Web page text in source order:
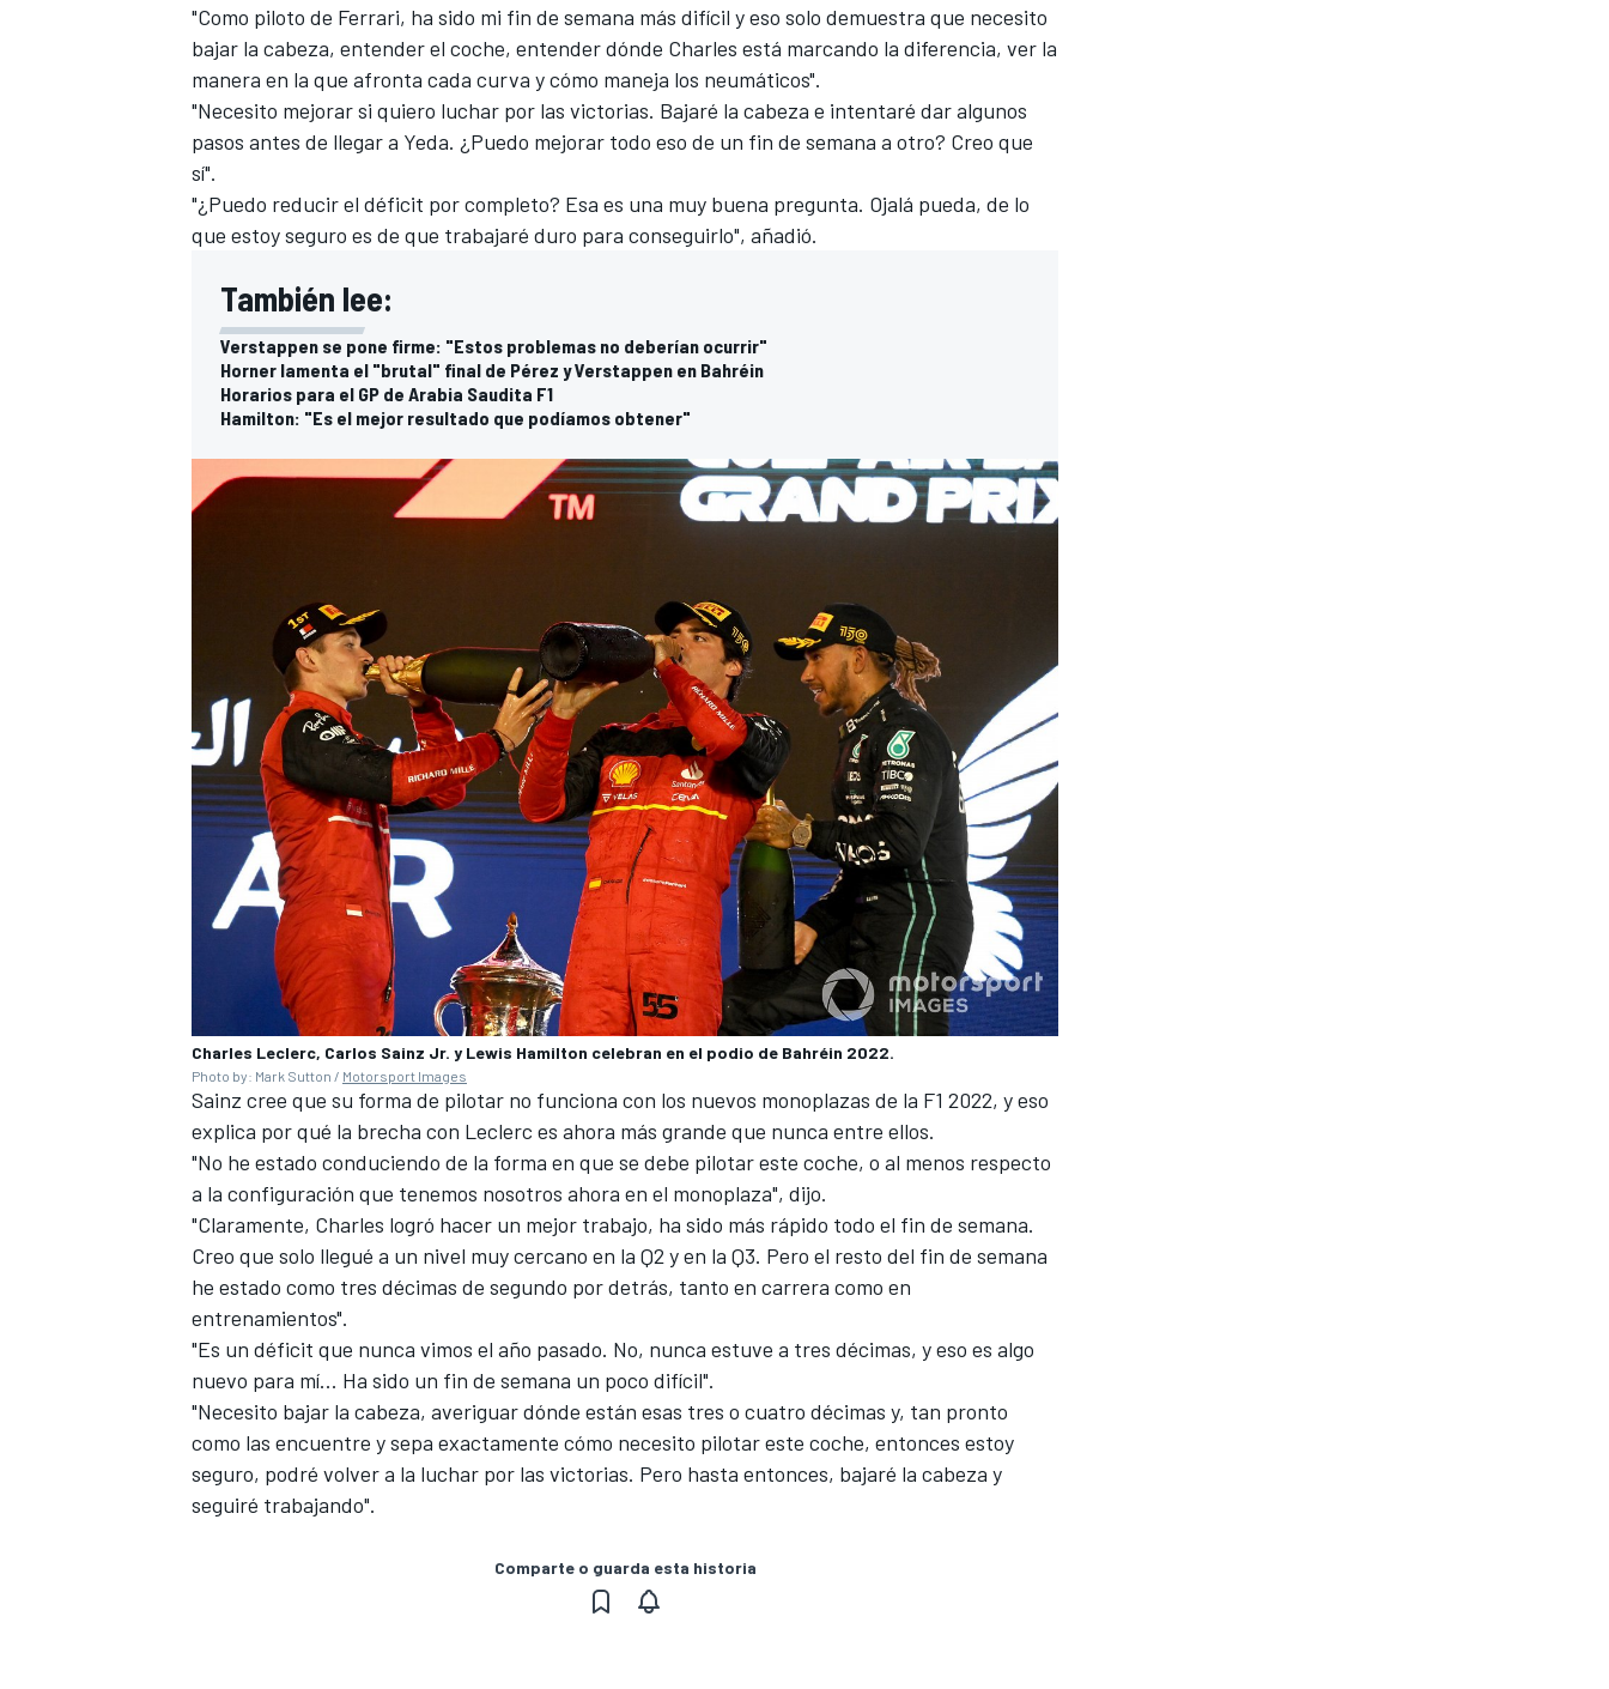
MÁS CATEGORÍAS
"Como piloto de Ferrari, ha sido mi fin de semana más difícil y eso solo demuestra que necesito
bajar la cabeza, entender el coche, entender dónde Charles está marcando la diferencia, ver la
manera en la que afronta cada curva y cómo maneja los neumáticos".
"Necesito mejorar si quiero luchar por las victorias. Bajaré la cabeza e intentaré dar algunos
pasos antes de llegar a Yeda. ¿Puedo mejorar todo eso de un fin de semana a otro? Creo que
sí".
"¿Puedo reducir el déficit por completo? Esa es una muy buena pregunta. Ojalá pueda, de lo
que estoy seguro es de que trabajaré duro para conseguirlo", añadió.
También lee:
Verstappen se pone firme: "Estos problemas no deberían ocurrir"
Horner lamenta el "brutal" final de Pérez y Verstappen en Bahréin
Horarios para el GP de Arabia Saudita F1
Hamilton: "Es el mejor resultado que podíamos obtener"
Charles Leclerc, Carlos Sainz Jr. y Lewis Hamilton celebran en el podio de Bahréin 2022.
Photo by: Mark Sutton / Motorsport Images
Sainz cree que su forma de pilotar no funciona con los nuevos monoplazas de la F1 2022, y eso
explica por qué la brecha con Leclerc es ahora más grande que nunca entre ellos.
"No he estado conduciendo de la forma en que se debe pilotar este coche, o al menos respecto
a la configuración que tenemos nosotros ahora en el monoplaza", dijo.
"Claramente, Charles logró hacer un mejor trabajo, ha sido más rápido todo el fin de semana.
Creo que solo llegué a un nivel muy cercano en la Q2 y en la Q3. Pero el resto del fin de semana
he estado como tres décimas de segundo por detrás, tanto en carrera como en
entrenamientos".
"Es un déficit que nunca vimos el año pasado. No, nunca estuve a tres décimas, y eso es algo
nuevo para mí... Ha sido un fin de semana un poco difícil".
"Necesito bajar la cabeza, averiguar dónde están esas tres o cuatro décimas y, tan pronto
como las encuentre y sepa exactamente cómo necesito pilotar este coche, entonces estoy
seguro, podré volver a la luchar por las victorias. Pero hasta entonces, bajaré la cabeza y
seguiré trabajando".
Comparte o guarda esta historia